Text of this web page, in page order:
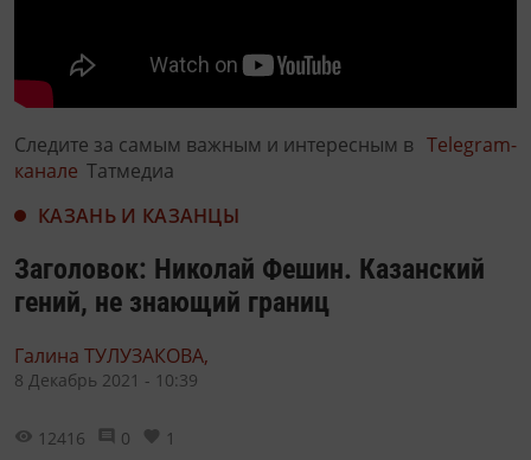
Следите за самым важным и интересным в Telegram-
канале Татмедиа
КАЗАНЬ И КАЗАНЦЫ
Заголовок: Николай Фешин. Казанский
гений, не знающий границ
Галина ТУЛУЗАКОВА,
8 Декабрь 2021 - 10:39
12416 0 1